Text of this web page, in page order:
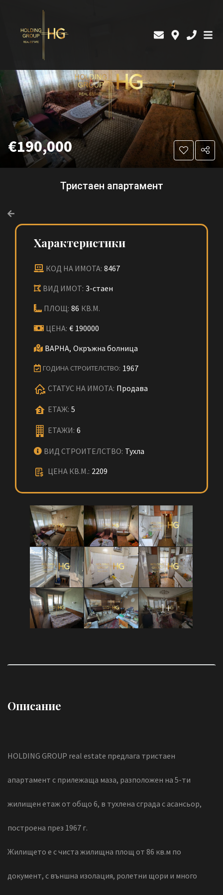
€190,000
Тристаен апартамент
Характеристики
КОД НА ИМОТА: 8467
ВИД ИМОТ: 3-стаен
ПЛОЩ: 86 КВ.М.
ЦЕНА: € 190000
ВАРНА, Окръжна болница
ГОДИНА СТРОИТЕЛСТВО: 1967
СТАТУС НА ИМОТА: Продава
ЕТАЖ: 5
ЕТАЖИ: 6
ВИД СТРОИТЕЛСТВО: Тухла
ЦЕНА КВ.М.: 2209
1+
Описание
HOLDING GROUP real estate предлага тристаен
апартамент с прилежаща маза, разположен на 5-ти
жилищен етаж от общо 6, в тухлена сграда с асансьор,
построена през 1967 г.
Жилището е с чиста жилищна площ от 86 кв.м по
документ, с външна изолация, ролетни щори и много